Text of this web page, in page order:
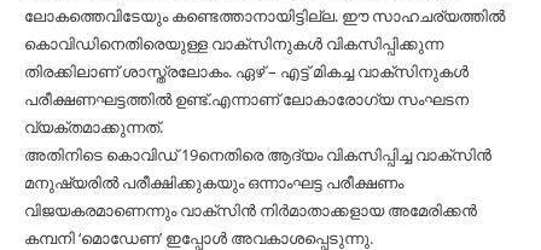
ലോകത്തെവിടേയും കണ്ടെത്താനായിട്ടില്ല. ഈ സാഹചര്യത്തിൽ
കൊവിഡിനെതിരെയുള്ള വാക്സിനുകൾ വികസിപ്പിക്കുന്ന
തിരക്കിലാണ് ശാസ്ത്രലോകം. ഏഴ് – എട്ട് മികച്ച വാക്സിനുകൾ
പരീക്ഷണഘട്ടത്തിൽ ഉണ്ട്.എന്നാണ് ലോകാരോഗ്യ സംഘടന
വ്യക്തമാക്കുന്നത്.
അതിനിടെ കൊവിഡ് 19നെതിരെ ആദ്യം വികസിപ്പിച്ച വാക്സിൻ
മനുഷ്യരിൽ പരീക്ഷിക്കുകയും ഒന്നാംഘട്ട പരീക്ഷണം
വിജയകരമാണെന്നും വാക്സിൻ നിർമാതാക്കളായ അമേരിക്കൻ
കമ്പനി ‘മൊഡേണ’ ഇപ്പോൾ അവകാശപ്പെടുന്നു.